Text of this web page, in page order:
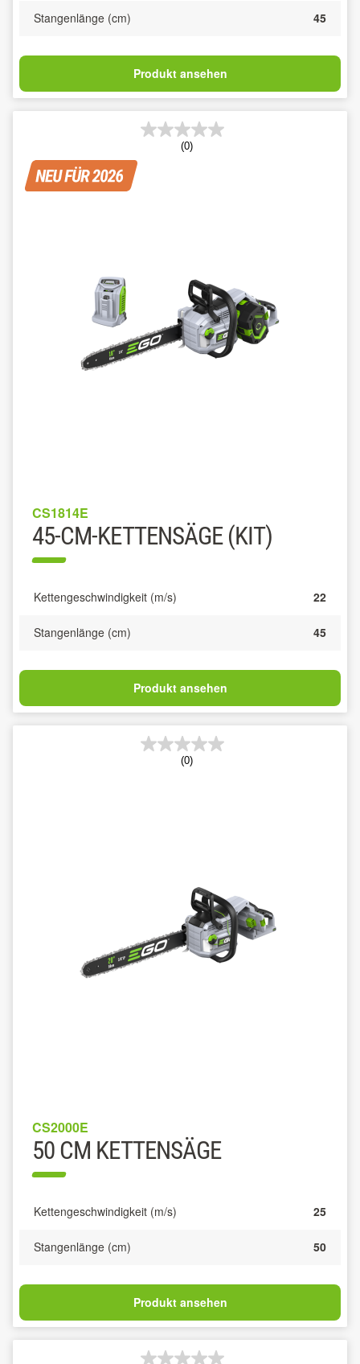
Stangenlänge (cm) 45
Produkt ansehen
(0)
CS1814E
45-CM-KETTENSÄGE (KIT)
Kettengeschwindigkeit (m/s) 22
Stangenlänge (cm) 45
Produkt ansehen
(0)
CS2000E
50 CM KETTENSÄGE
Kettengeschwindigkeit (m/s) 25
Stangenlänge (cm) 50
Produkt ansehen